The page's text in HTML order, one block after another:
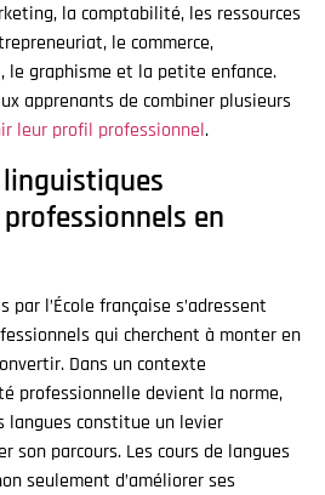
la comptabilité, les ressources
le commerce,
le graphisme et la petite enfance.
apprenants de combiner plusieurs
leur profil professionnel.
en
l’École française s’adressent
qui cherchent à monter en
Dans un contexte
professionnelle devient la norme,
langues constitue un levier
son parcours. Les cours de langues
seulement d’améliorer ses